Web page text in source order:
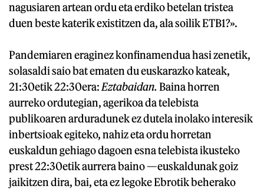
nagusiaren artean ordu eta erdiko betelan tristea
duen beste katerik existitzen da, ala soilik ETB1?».
Pandemiaren eraginez konfinamendua hasi zenetik,
solasaldi saio bat ematen du euskarazko kateak,
21:30etik 22:30era: Eztabaidan.Baina horren
aurreko ordutegian, agerikoa da telebista
publikoaren arduradunek ez dutela inolako interesik
inbertsioak egiteko, nahiz eta ordu horretan
euskaldun gehiago dagoen esna telebista ikusteko
prest 22:30etik aurrera baino —euskaldunak goiz
jaikitzen dira, bai, eta ez legoke Ebrotik beherako